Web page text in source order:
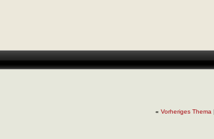
« Vorheriges Thema|